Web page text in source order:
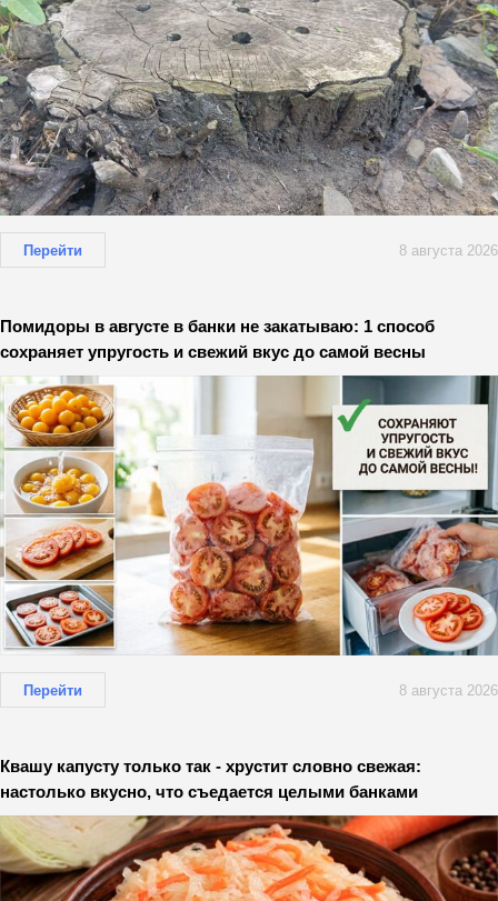
Перейти 8 августа 2026
Помидоры в августе в банки не закатываю: 1 способ
сохраняет упругость и свежий вкус до самой весны
Перейти 8 августа 2026
Квашу капусту только так - хрустит словно свежая:
настолько вкусно, что съедается целыми банками